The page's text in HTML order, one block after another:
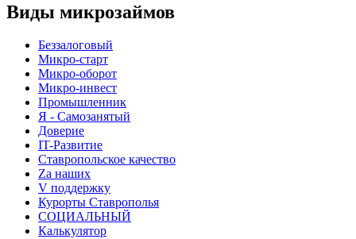
Виды микрозаймов
Беззалоговый
Микро-старт
Микро-оборот
Микро-инвест
Промышленник
Я - Самозанятый
Доверие
IT-Развитие
Ставропольское качество
Za наших
V поддержку
Курорты Ставрополья
СОЦИАЛЬНЫЙ
Калькулятор